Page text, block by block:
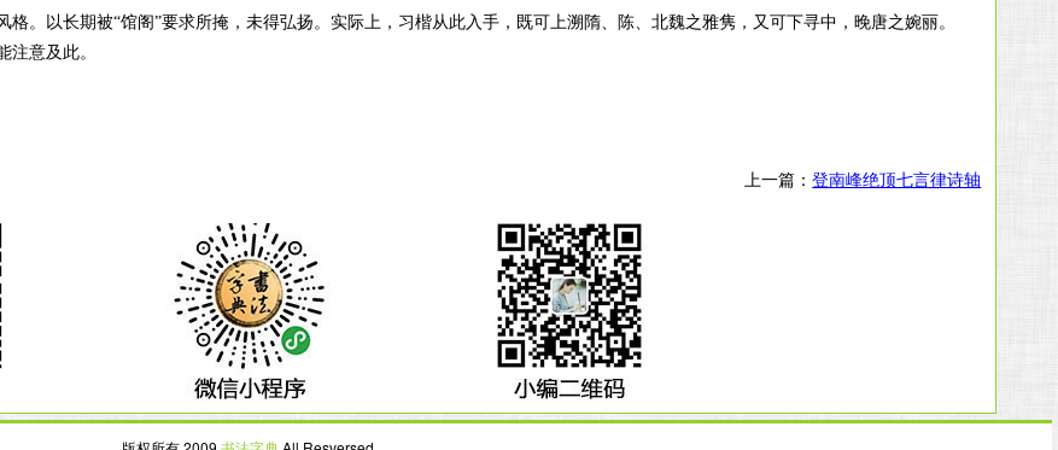
。以长期被“馆阁”要求所掩，未得弘扬。实际上，习楷从此入手，既可上溯隋、陈、北魏之雅隽，又可下寻中，晚唐之婉丽。
注意及此。
上一篇：登南峰绝顶七言律诗轴